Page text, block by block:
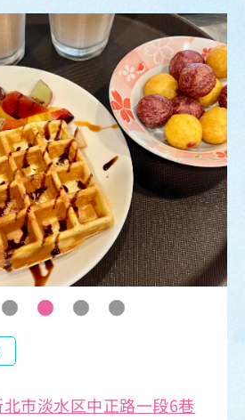
北市淡水区中正路一段6巷